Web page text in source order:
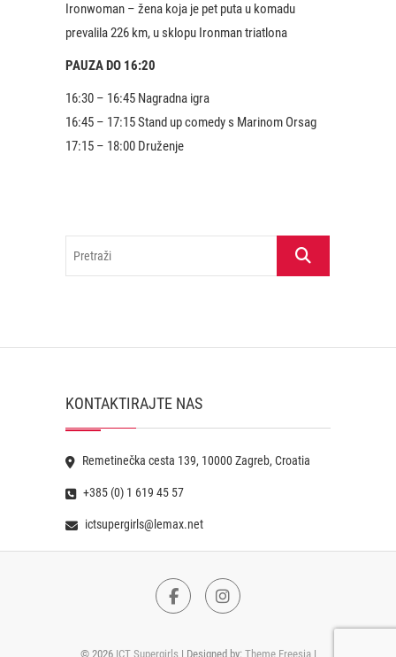
Ironwoman – žena koja je pet puta u komadu
prevalila 226 km, u sklopu Ironman triatlona
PAUZA DO 16:20
16:30 – 16:45 Nagradna igra
16:45 – 17:15 Stand up comedy s Marinom Orsag
17:15 – 18:00 Druženje
Pretraži
KONTAKTIRAJTE NAS
Remetinečka cesta 139, 10000 Zagreb, Croatia
+385 (0) 1 619 45 57
ictsupergirls@lemax.net
FacebookInstagram
© 2026 ICT Supergirls | Designed by: Theme Freesia|